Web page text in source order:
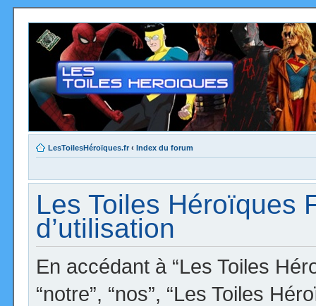
LesToilesHéroïques.fr ‹ Index du forum
Les Toiles Héroïques
d’utilisation
En accédant à “Les Toiles
“notre”, “nos”, “Les Toiles